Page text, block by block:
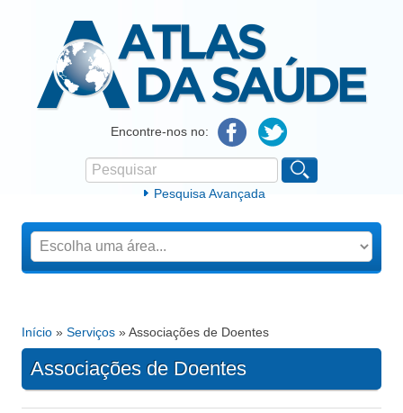
Atlas da SaúdeEncontre-nos no:
Formulário de procura
Pesquisar
Pesquisa Avançada
Está aqui
Início » Serviços » Associações de Doentes
Associações de Doentes